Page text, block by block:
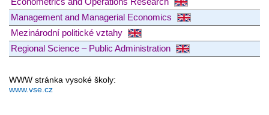
Management and Managerial Economics
Mezinárodní politické vztahy
Regional Science – Public Administration
WWW stránka vysoké školy:
www.vse.cz